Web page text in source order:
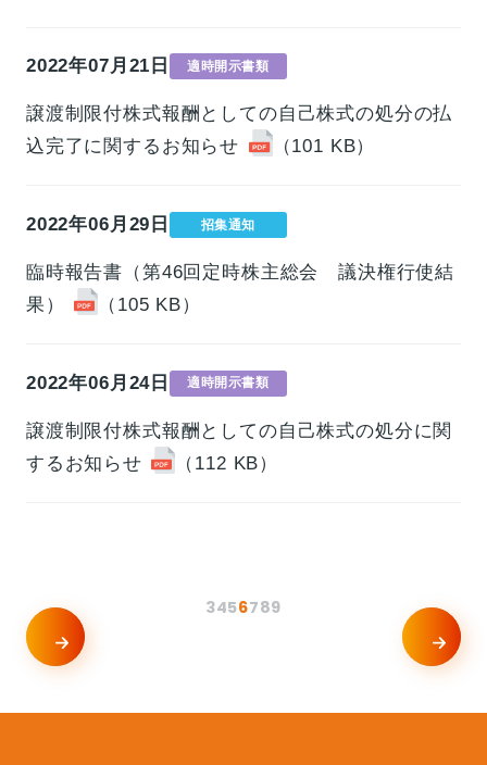
2022年07月21日 適時開示書類
譲渡制限付株式報酬としての自己株式の処分の払
込完了に関するお知らせ
（101 KB）
2022年06月29日 招集通知
臨時報告書（第46回定時株主総会 議決権行使結
果）
（105 KB）
2022年06月24日 適時開示書類
譲渡制限付株式報酬としての自己株式の処分に関
するお知らせ
（112 KB）
3456789